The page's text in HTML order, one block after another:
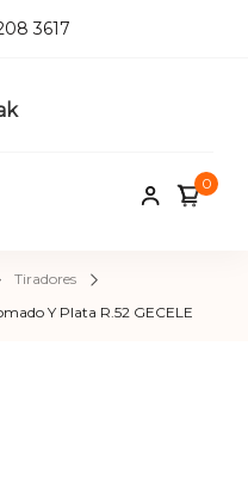
3617
k
insumos
0
Tiradores
Y Plata R.52 GECELE